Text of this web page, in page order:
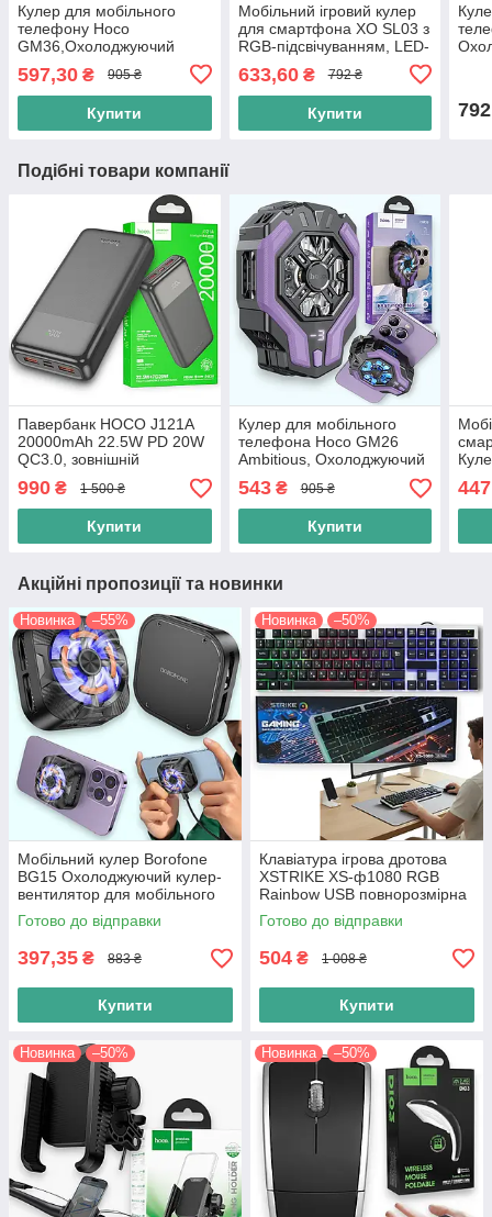
Кулер для мобільного
телефону Hoco
GM36,Охолоджуючий
вентилятор для
смартфона, чорний
597,30 ₴ 905 ₴
Купити
Мобільний ігровий кулер
для смартфона XO SL03 з
RGB-підсвічуванням, LED-
кріпленням, чорний
633,60₴ 792 ₴
Купити 792
Подібні товари компанії
Павербанк HOCO J121A
20000mAh 22.5W PD 20W
QC3.0, зовнішній
акумулятор Power Bank з
LED дисплеєм, швидка
зарядка Type-C, чорний
990 ₴ 1 500 ₴
Купити
Кулер для мобільного
телефона Hoco GM26
Ambitious, Охолоджуючий
мобільний кулер-
вентилятор для
смартфона, чорний
543₴ 905 ₴
Купити
Акційні пропозиції та новинки
Новинка –55%
Мобільний кулер Borofone
BG15 Охолоджуючий кулер-
вентилятор для мобільного
телефону, чорний
Готово до відправки
397,35 ₴ 883 ₴
Купити
Новинка –50%
Клавіатура ігрова дротова
XSTRIKE XS-ф1080 RGB
Rainbow USB повнорозмірна
ігрова клавіатура (104
клавіші, мембранна, чорна)
Готово до відправки
504 ₴ 1 008 ₴
Купити
Новинка –50% Новинка –50%